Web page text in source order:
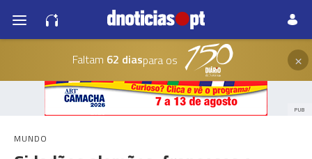
Faltam 62 diaspara os ×
PUB
MUNDO